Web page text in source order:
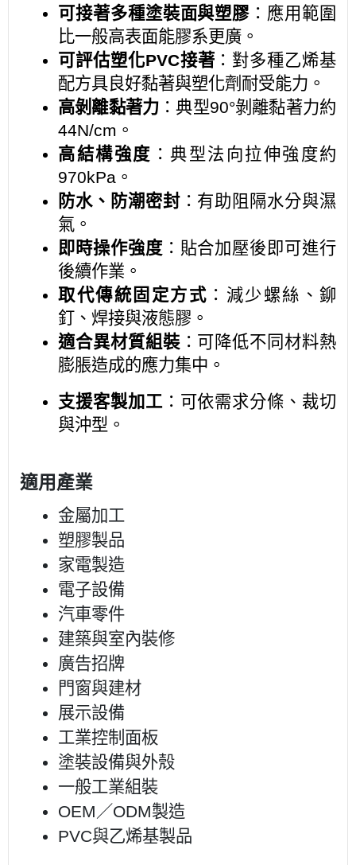
可接著多種塗裝面與塑膠 ：應用範圍
比一般高表面能膠系更廣。
可評估塑化PVC接著 ：對多種乙烯基
配方具良好黏著與塑化劑耐受能力。
高剝離黏著力 ：典型90°剝離黏著力約
44N/cm。
高結構強度 ：典型法向拉伸強度約
970kPa。
防水、防潮密封：有助阻隔水分與濕
氣。
即時操作強度 ：貼合加壓後即可進行
後續作業。
取代傳統固定方式 ：減少螺絲、鉚
釘、焊接與液態膠。
適合異材質組裝：可降低不同材料熱
膨脹造成的應力集中。
支援客製加工：可依需求分條、裁切
與沖型。
適用產業
金屬加工
塑膠製品
家電製造
電子設備
汽車零件
建築與室內裝修
廣告招牌
門窗與建材
展示設備
工業控制面板
塗裝設備與外殼
一般工業組裝
OEM／ODM製造
PVC與乙烯基製品